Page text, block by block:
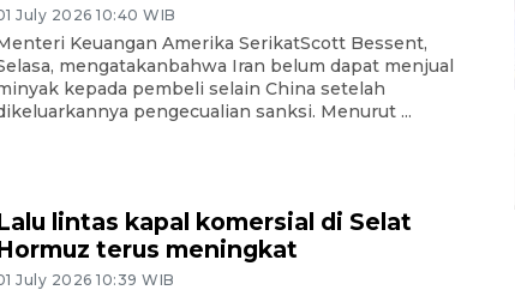
July 2026 10:40 WIB
Keuangan Amerika SerikatScott Bessent,
mengatakanbahwa Iran belum dapat menjual
kepada pembeli selain China setelah
pengecualian sanksi. Menurut ...
lintas kapal komersial di Selat
terus meningkat
July 2026 10:39 WIB